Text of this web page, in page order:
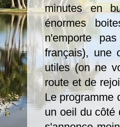
minutes en
énormes
n'emporte
français), une
utiles (on ne
route et de
Le programme
un oeil du côté